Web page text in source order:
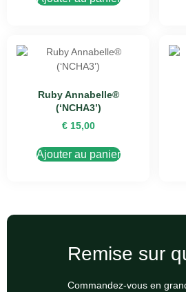
Ruby Annabelle®
(‘NCHA3’)
€15,00
Ajouter au panier
Remise sur
Commandez-vous en